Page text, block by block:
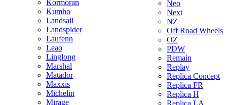
Kormoran
Kumho
Landsail
Landspider
Laufenn
Leao
Linglong
Marshal
Matador
Maxxis
Michelin
Mirage
Neo
Next
NZ
Off Road Wheels
OZ
PDW
Remain
Replay
Replica Concept
Replica FR
Replica H
Replica LA